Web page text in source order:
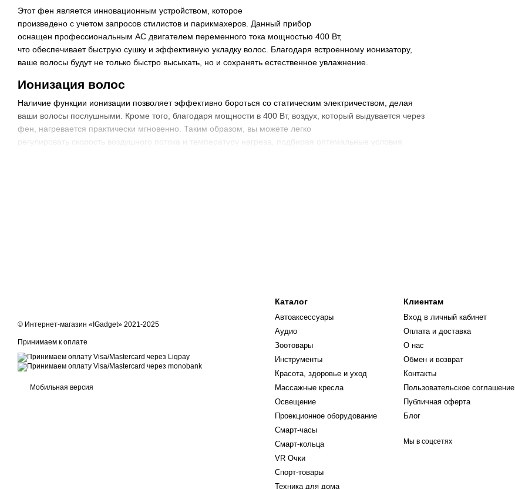
Этот фен является инновационным устройством, которое
произведено с учетом запросов стилистов и парикмахеров. Данный прибор
оснащен профессиональным AC двигателем переменного тока мощностью 400 Вт,
что обеспечивает быструю сушку и эффективную укладку волос. Благодаря встроенному ионизатору,
ваше волосы будут не только быстро высыхать, но и сохранять естественное увлажнение.
Ионизация волос
Наличие функции ионизации позволяет эффективно бороться со статическим электричеством, делая
ваши волосы послушными. Кроме того, благодаря мощности в 400 Вт, воздух, который выдувается через
фен, нагревается практически мгновенно. Таким образом, вы можете легко
регулировать скорость воздушного потока и температуру нагрева, подбирая оптимальные условия
© Интернет-магазин «IGadget» 2021-2025
Принимаем к оплате
Мобильная версия
Каталог
Автоаксессуары
Аудио
Зоотовары
Инструменты
Красота, здоровье и уход
Массажные кресла
Освещение
Проекционное оборудование
Смарт-часы
Смарт-кольца
VR Очки
Спорт-товары
Техника для дома
Клиентам
Вход в личный кабинет
Оплата и доставка
О нас
Обмен и возврат
Контакты
Пользовательское соглашение
Публичная оферта
Блог
Мы в соцсетях